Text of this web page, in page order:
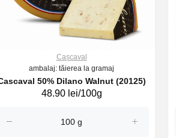
Cașcaval
ambalaj: tăierea la gramaj
Cascaval 50% Dilano Walnut (20125)
48.90 lei/100g